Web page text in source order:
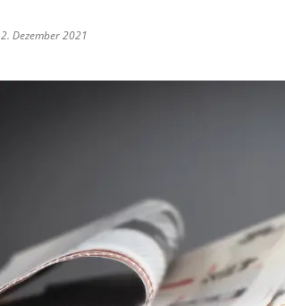
2. Dezember 2021